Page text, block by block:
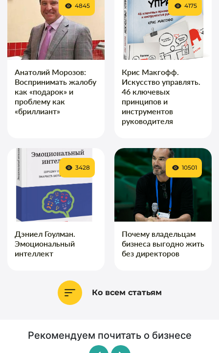
Анатолий Морозов:
Воспринимать жалобу
как «подарок» и
проблему как
«бриллиант»
4845
Крис Макгофф.
Искусство управлять.
46 ключевых
принципов и
инструментов
руководителя
4175
Дэниел Гоулман.
Эмоциональный
интеллект
3428
Почему владельцам
бизнеса выгодно жить
без директоров
10501
Ко всем статьям
Рекомендуем почитать о бизнесе